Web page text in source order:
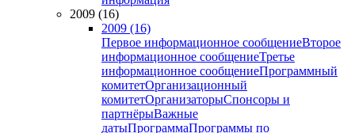
2009 (16)
2009 (16)
Первое информационное сообщениеВторое
информационное сообщениеТретье
информационное сообщениеПрограммный
комитетОрганизационный
комитетОрганизаторыСпонсоры и
партнёрыВажные
датыПрограммаПрограммы по